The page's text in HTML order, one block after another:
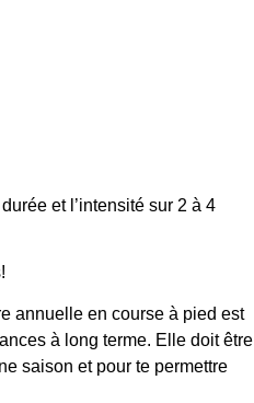
et l’intensité sur 2 à 4
annuelle en course à pied est
à long terme. Elle doit être
saison et pour te permettre